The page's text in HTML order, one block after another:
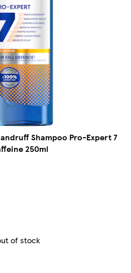
Shampoo Pro-Expert 7
250ml
of stock